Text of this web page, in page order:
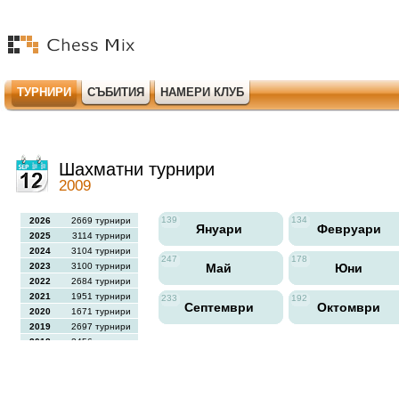
ТУРНИРИ СЪБИТИЯ НАМЕРИ КЛУБ
Шахматни турнири
2009
2026
2669 турнири
2025
3114 турнири
2024
3104 турнири
2023
3100 турнири
2022
2684 турнири
2021
1951 турнири
2020
1671 турнири
2019
2697 турнири
2018
2456 турнири
139
Януари
134
Февруари
247
Май
178
Юни
233
Септември
192
Октомври